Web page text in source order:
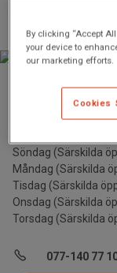
Fredag (Särskilda
Söndag (Särskilda
Måndag (Särskilda
Tisdag (Särskilda
Onsdag (Särskilda
Torsdag (Särskilda
077-140 77
By clicking “Accept
your device to
our marketing efforts.
Cookies